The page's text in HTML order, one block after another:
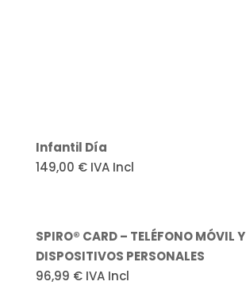
Infantil Día
149,00 € IVA Incl
SPIRO® CARD – TELÉFONO MÓVIL Y
DISPOSITIVOS PERSONALES
96,99 € IVA Incl